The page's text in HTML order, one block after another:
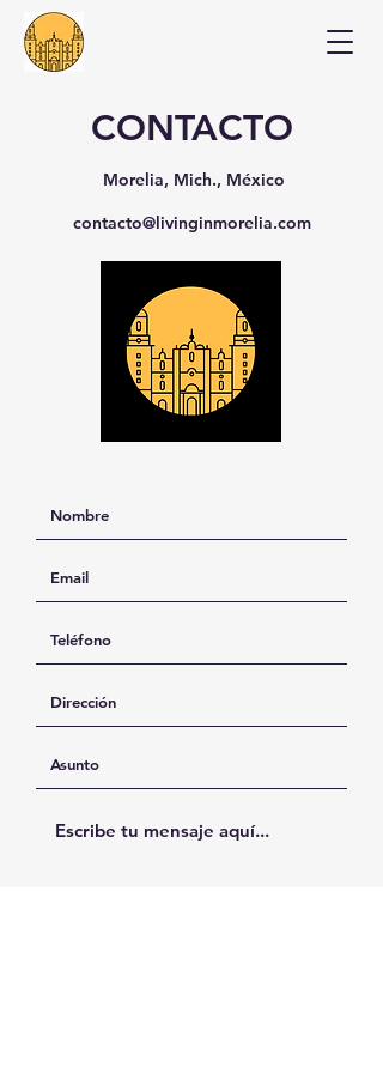
CONTACTO
Morelia, Mich., México
contacto@livinginmorelia.com